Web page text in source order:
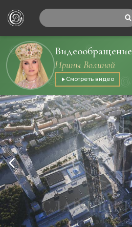
Видеообращение
Ирины Волиной
Смотреть видео